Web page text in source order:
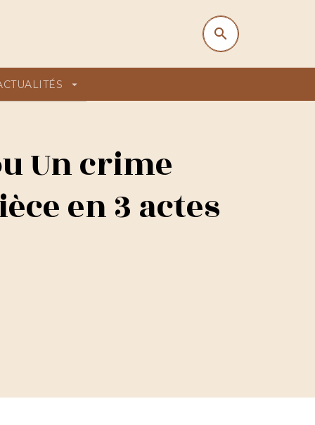
search
arrow_drop_down
search
Un crime
en 3 actes